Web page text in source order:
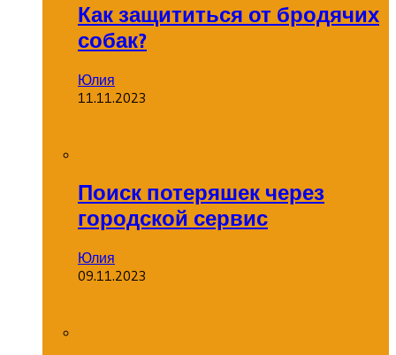
Как защититься от бродячих
собак?
Юлия
11.11.2023
Поиск потеряшек через
городской сервис
Юлия
09.11.2023